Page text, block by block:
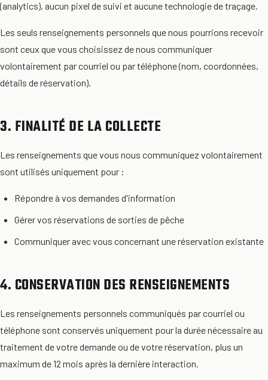
(analytics), aucun pixel de suivi et aucune technologie de traçage.
Les seuls renseignements personnels que nous pourrions recevoir
sont ceux que vous choisissez de nous communiquer
volontairement par courriel ou par téléphone (nom, coordonnées,
détails de réservation).
3. FINALITÉ DE LA COLLECTE
Les renseignements que vous nous communiquez volontairement
sont utilisés uniquement pour :
Répondre à vos demandes d'information
Gérer vos réservations de sorties de pêche
Communiquer avec vous concernant une réservation existante
4. CONSERVATION DES RENSEIGNEMENTS
Les renseignements personnels communiqués par courriel ou
téléphone sont conservés uniquement pour la durée nécessaire au
traitement de votre demande ou de votre réservation, plus un
maximum de 12 mois après la dernière interaction.